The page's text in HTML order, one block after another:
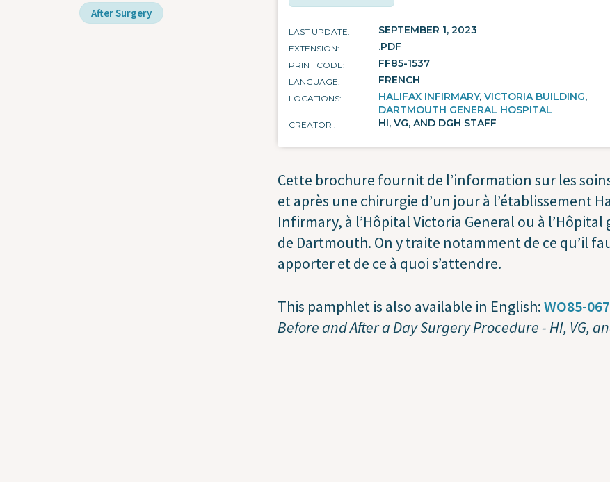
After Surgery
LAST UPDATE SEPTEMBER 1, 2023
EXTENSION .PDF
PRINT CODE FF85-1537
LANGUAGE FRENCH
LOCATIONS HALIFAX INFIRMARY VICTORIA BUILDING
DARTMOUTH GENERAL HOSPITAL
CREATOR HI, VG, AND DGH STAFF
Cette brochure fournit de l’information sur les
et après une chirurgie d’un jour à l’établissement
Infirmary, à l’Hôpital Victoria General ou à l’Hôpital
de Dartmouth. On y traite notamment de ce qu’il
apporter et de ce à quoi s’attendre.
This pamphlet is also available in English:WO85-
Before and After a Day Surgery Procedure - HI, VG,